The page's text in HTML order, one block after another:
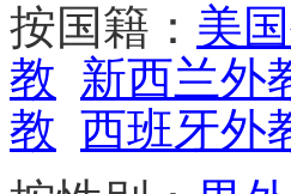
按国籍： 美
教 新西兰外
教 西班牙外